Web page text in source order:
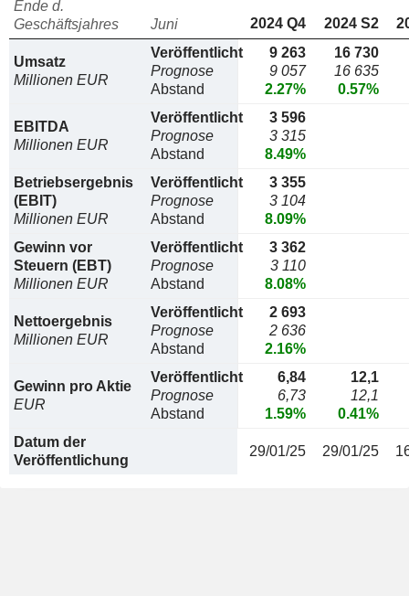
Ende d.
Geschäftsjahres
Juni 2024 Q4 2024 S2
Umsatz
Millionen EUR
Veröffentlicht
Prognose
Abstand
9 263
9 057
2.27%
16 730
16 635
0.57%
EBITDA
Millionen EUR
Veröffentlicht
Prognose
Abstand
3 596
3 315
8.49%
Betriebsergebnis
(EBIT)
Millionen EUR
Veröffentlicht
Prognose
Abstand
3 355
3 104
8.09%
Gewinn vor
Steuern (EBT)
Millionen EUR
Veröffentlicht
Prognose
Abstand
3 362
3 110
8.08%
Nettoergebnis
Millionen EUR
Veröffentlicht
Prognose
Abstand
2 693
2 636
2.16%
Gewinn pro Aktie
EUR
Veröffentlicht
Prognose
Abstand
6,84
6,73
1.59%
12,1
12,1
0.41%
Datum der
Veröffentlichung
29/01/25 29/01/25